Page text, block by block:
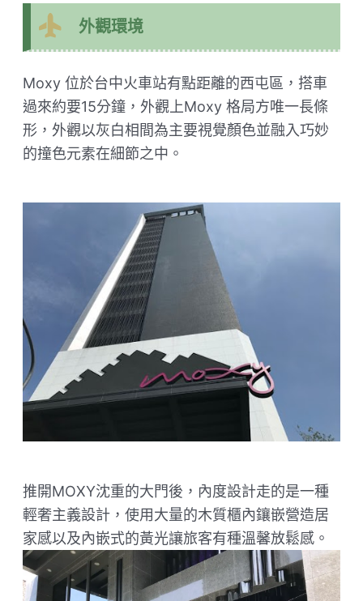
外觀環境
Moxy 位於台中火車站有點距離的西屯區，搭車
過來約要15分鐘，外觀上Moxy 格局方唯一長條
形，外觀以灰白相間為主要視覺顏色並融入巧妙
的撞色元素在細節之中。
推開MOXY沈重的大門後，內度設計走的是一種
輕奢主義設計，使用大量的木質櫃內鑲嵌營造居
家感以及內嵌式的黃光讓旅客有種溫馨放鬆感。